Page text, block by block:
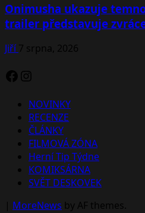
Onimusha ukazuje
trailer představuje
Jiří7 srpna, 2026
Facebook
Instagram
NOVINKY
RECENZE
ČLÁNKY
FILMOVÁ ZÓNA
Herní Tip Týdne
KOMIKSÁRNA
SVĚT DESKOVEK
| MoreNews by AF themes.